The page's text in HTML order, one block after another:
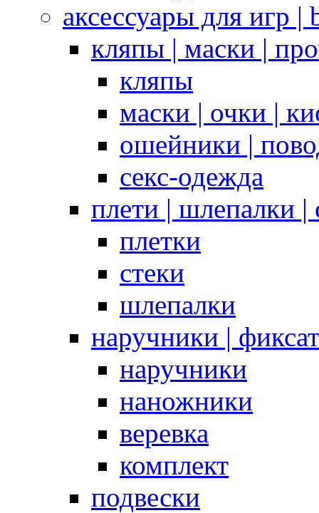
аксессуары для игр |
кляпы | маски |
кляпы
маски | очки |
ошейники |
секс-одежда
плети | шлепалки |
плетки
стеки
шлепалки
наручники |
наручники
наножники
веревка
комплект
подвески